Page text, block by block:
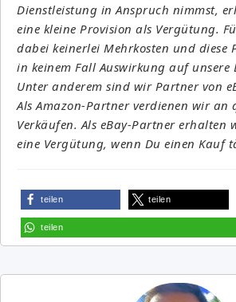
Dienstleistung in Anspruch nimmst,
eine kleine Provision als Vergütung.
dabei keinerlei Mehrkosten und diese
in keinem Fall Auswirkung auf unsere
Unter anderem sind wir Partner von
Als Amazon-Partner verdienen wir an
Verkäufen. Als eBay-Partner erhalten
eine Vergütung, wenn Du einen Kauf
teilen teilen
teilen